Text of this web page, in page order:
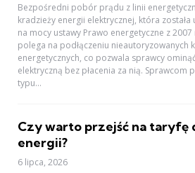
Bezpośredni pobór prądu z linii
kradzieży energii elektrycznej, która
na mocy ustawy Prawo energetyczne z 2007
polega na podłączeniu nieautoryzowanych
energetycznych, co pozwala sprawcy
elektryczną bez płacenia za nią. Sprawcom
typu...
Czy warto przejść na taryfę
energii?
6 lipca, 2026